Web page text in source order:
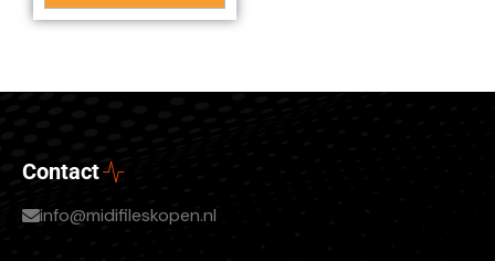
Contact
info@midifileskopen.nl